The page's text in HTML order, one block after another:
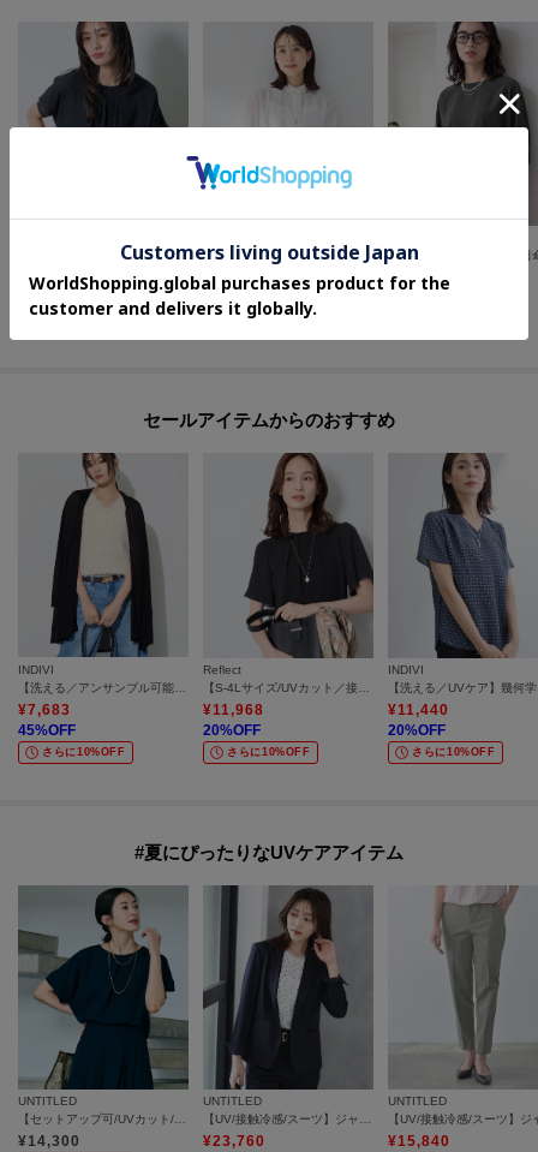
【洗える】無地＆チェーン柄 ギャザートップス
7,700
【接触冷感/通気性/洗える】スタンドカラーフリルブラウス
¥12,320
%OFF
さらに10%OFF
¥7,260
セールアイテムからのおすすめ
INDIVI
¥7,683
45%OFF
さらに10%OFF
Reflect
¥11,968
20%OFF
さらに10%OFF
INDIVI
¥11,440
20%OFF
さらに10%OFF
#夏にぴったりなUVケアアイテム
UNTITLED
【セットアップ可/UVカット/前後2WAY】リラクシーフレンチスリーブブラウス
¥14,300
UNTITLED
【UV/接触冷感/スーツ】ジャージテーラードジャケット
¥23,760
UNTITLED
¥15,840